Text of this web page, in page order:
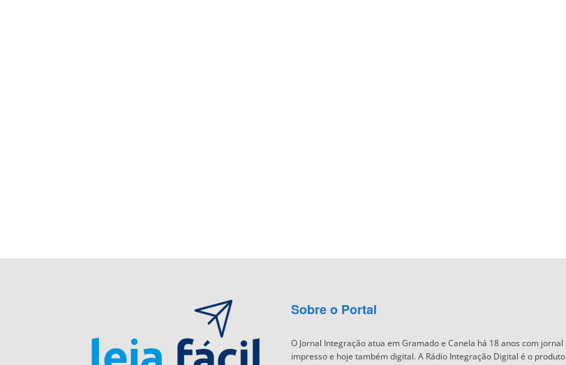
Sobre o Portal
O Jornal Integração atua em Gramado e Canela há 18 anos com jornal
impresso e hoje também digital. A Rádio Integração Digital é o produto